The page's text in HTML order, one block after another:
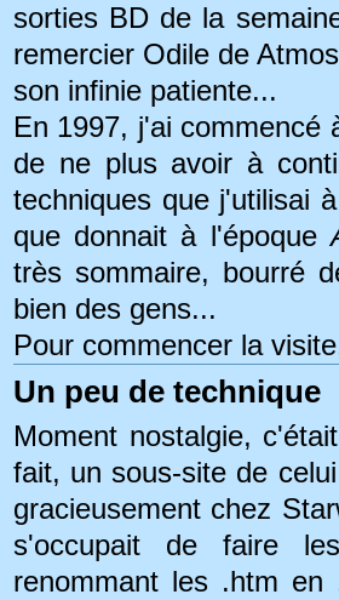
sorties BD de la
remercier Odile de
son infinie patiente...
En 1997, j'ai commencé
de ne plus avoir à
techniques que j'utilisai
que donnait à l'époque
très sommaire, bourré
bien des gens...
Pour commencer la
Un peu de technique
Moment nostalgie,
fait, un sous-site de
gracieusement chez
s'occupait de faire
renommant les .htm